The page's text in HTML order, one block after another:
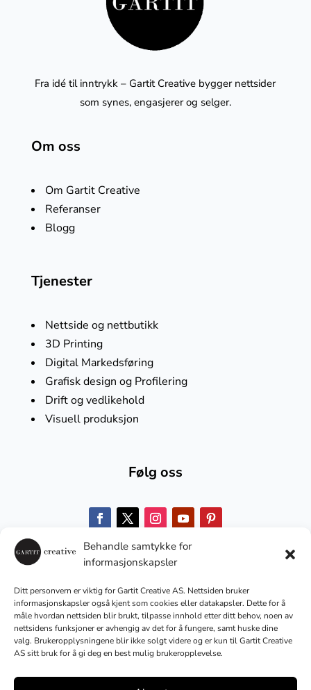
Behandle samtykke for
informasjonskapsler
Ditt personvern er viktig for Gartit Creative AS. Nettsiden bruker
informasjonskapsler også kjent som cookies eller datakapsler. Dette for å
måle hvordan nettsiden blir brukt, tilpasse innhold etter ditt behov, noen av
nettsidens funksjoner er avhengig av det for å fungere, samt huske dine
valg. Brukeropplysningene blir ikke solgt videre og er kun til Gartit Creative
AS sitt bruk for å gi deg en best mulig brukeropplevelse.
Fra idé til inntrykk – Gartit Creative bygger nettsider
som synes, engasjerer og selger.
Om oss
Om Gartit Creative
Referanser
Blogg
Tjenester
Nettside og nettbutikk
3D Printing
Digital Markedsføring
Grafisk design og Profilering
Drift og vedlikehold
Visuell produksjon
Følg oss
Med bærekraft i fokus
No Result Website Carbon